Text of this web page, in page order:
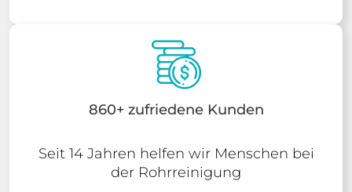
860+ zufriedene Kunden
Seit 14 Jahren helfen wir Menschen bei
der Rohrreinigung